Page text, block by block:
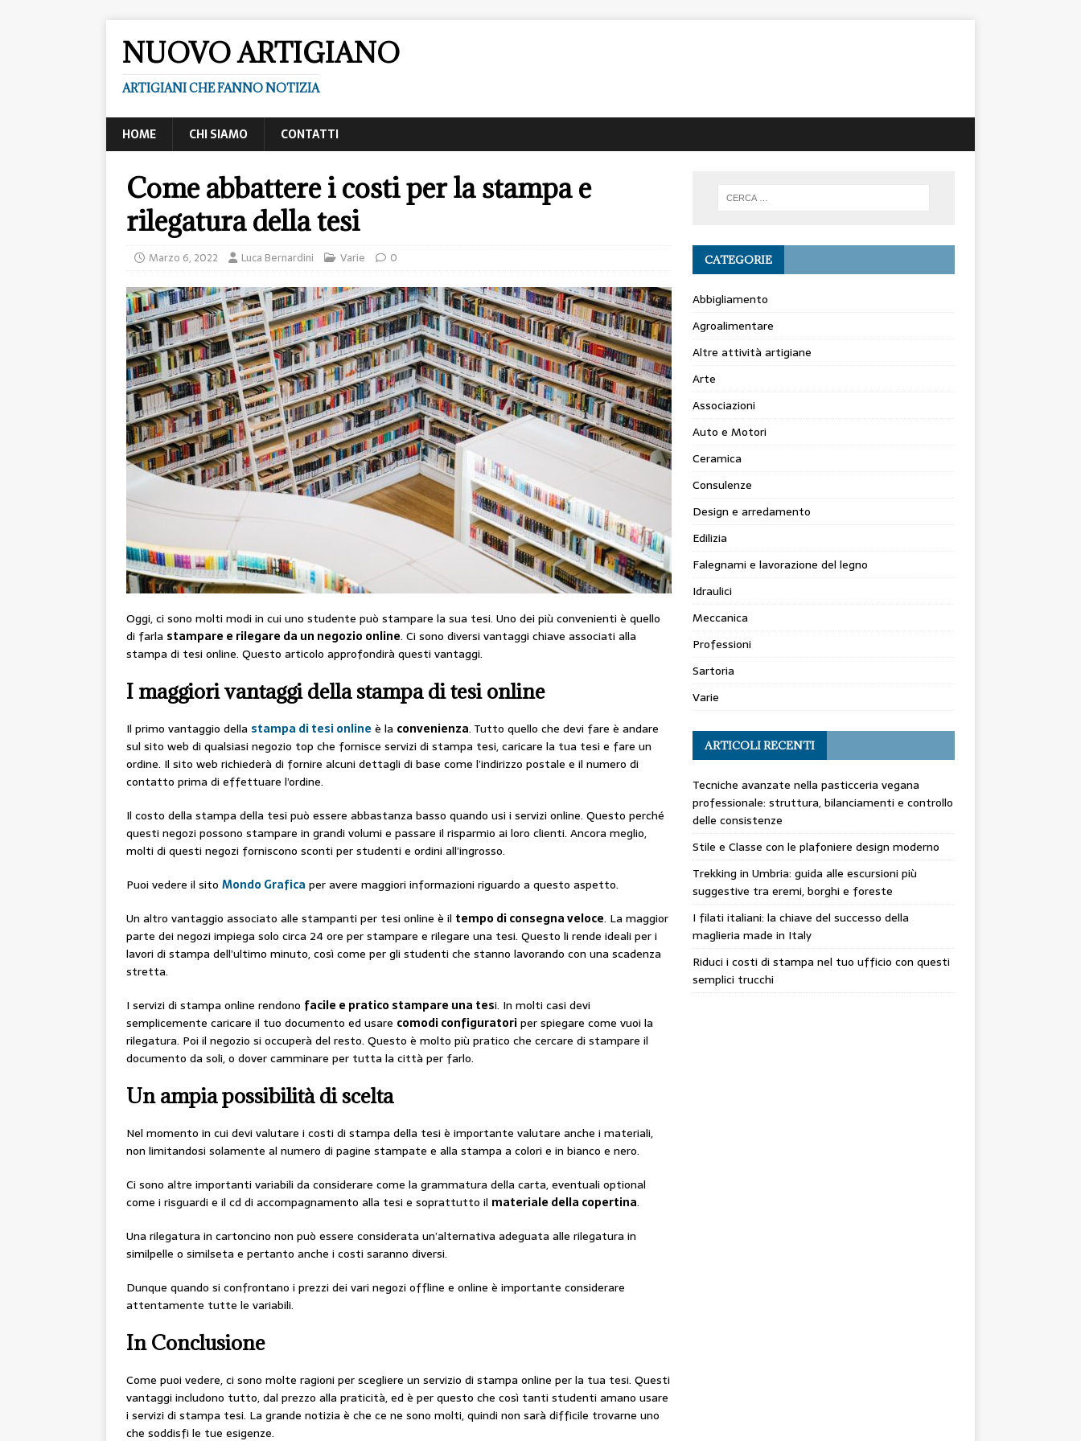
NUOVO ARTIGIANO
ARTIGIANI CHE FANNO NOTIZIA
HOME CHI SIAMO CONTATTI
Come abbattere i costi per la stampa e
rilegatura della tesi
Marzo 6, 2022 Luca Bernardini Varie 0
Oggi, ci sono molti modi in cui uno studente può stampare la sua tesi. Uno dei più convenienti è quello
di farla stampare e rilegare da un negozio online. Ci sono diversi vantaggi chiave associati alla
stampa di tesi online. Questo articolo approfondirà questi vantaggi.
I maggiori vantaggi della stampa di tesi online
Il primo vantaggio della stampa di tesi online è la convenienza. Tutto quello che devi fare è andare
sul sito web di qualsiasi negozio top che fornisce servizi di stampa tesi, caricare la tua tesi e fare un
ordine. Il sito web richiederà di fornire alcuni dettagli di base come l’indirizzo postale e il numero di
contatto prima di effettuare l’ordine.
Il costo della stampa della tesi può essere abbastanza basso quando usi i servizi online. Questo perché
questi negozi possono stampare in grandi volumi e passare il risparmio ai loro clienti. Ancora meglio,
molti di questi negozi forniscono sconti per studenti e ordini all’ingrosso.
Puoi vedere il sito Mondo Grafica per avere maggiori informazioni riguardo a questo aspetto.
Un altro vantaggio associato alle stampanti per tesi online è il tempo di consegna veloce. La maggior
parte dei negozi impiega solo circa 24 ore per stampare e rilegare una tesi. Questo li rende ideali per i
lavori di stampa dell’ultimo minuto, così come per gli studenti che stanno lavorando con una scadenza
stretta.
I servizi di stampa online rendono facile e pratico stampare una tesi. In molti casi devi
semplicemente caricare il tuo documento ed usare comodi configuratoriper spiegare come vuoi la
rilegatura. Poi il negozio si occuperà del resto. Questo è molto più pratico che cercare di stampare il
documento da soli, o dover camminare per tutta la città per farlo.
Un ampia possibilità di scelta
Nel momento in cui devi valutare i costi di stampa della tesi è importante valutare anche i materiali,
non limitandosi solamente al numero di pagine stampate e alla stampa a colori e in bianco e nero.
Ci sono altre importanti variabili da considerare come la grammatura della carta, eventuali optional
come i risguardi e il cd di accompagnamento alla tesi e soprattutto il materiale della copertina.
Una rilegatura in cartoncino non può essere considerata un’alternativa adeguata alle rilegatura in
similpelle o similseta e pertanto anche i costi saranno diversi.
Dunque quando si confrontano i prezzi dei vari negozi offline e online è importante considerare
attentamente tutte le variabili.
In Conclusione
Come puoi vedere, ci sono molte ragioni per scegliere un servizio di stampa online per la tua tesi. Questi
vantaggi includono tutto, dal prezzo alla praticità, ed è per questo che così tanti studenti amano usare
i servizi di stampa tesi. La grande notizia è che ce ne sono molti, quindi non sarà difficile trovarne uno
che soddisfi le tue esigenze.
CATEGORIE
Abbigliamento
Agroalimentare
Altre attività artigiane
Arte
Associazioni
Auto e Motori
Ceramica
Consulenze
Design e arredamento
Edilizia
Falegnami e lavorazione del legno
Idraulici
Meccanica
Professioni
Sartoria
Varie
ARTICOLI RECENTI
Tecniche avanzate nella pasticceria vegana
professionale: struttura, bilanciamenti e controllo
delle consistenze
Stile e Classe con le plafoniere design moderno
Trekking in Umbria: guida alle escursioni più
suggestive tra eremi, borghi e foreste
I filati italiani: la chiave del successo della
maglieria made in Italy
Riduci i costi di stampa nel tuo ufficio con questi
semplici trucchi